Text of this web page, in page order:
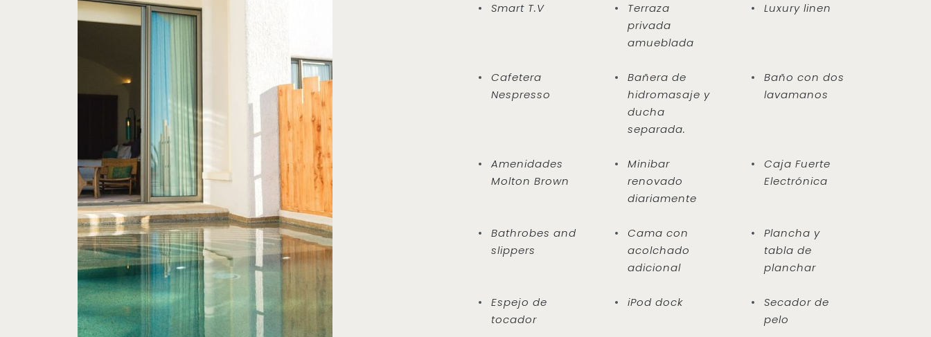
Smart T.V
Terraza
privada
amueblada
Luxury linen
Cafetera
Nespresso
Bañera de
hidromasaje y
ducha
separada.
Baño con dos
lavamanos
Amenidades
Molton Brown
Minibar
renovado
diariamente
Caja Fuerte
Electrónica
Bathrobes and
slippers
Cama con
acolchado
adicional
Plancha y
tabla de
planchar
Espejo de
tocador
iPod dock
Secador de
pelo